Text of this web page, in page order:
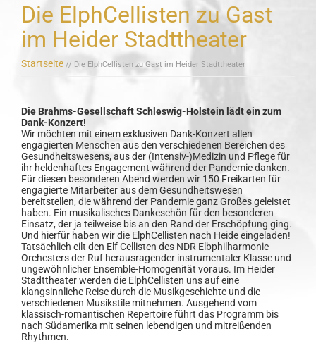
Die ElphCellisten zu Gast
im Heider Stadttheater
Startseite // Die ElphCellisten zu Gast im Heider Stadttheater
Die Brahms-Gesellschaft Schleswig-Holstein lädt ein zum
Dank-Konzert!
Wir möchten mit einem exklusiven Dank-Konzert allen
engagierten Menschen aus den verschiedenen Bereichen des
Gesundheitswesens, aus der (Intensiv-)Medizin und Pflege für
ihr heldenhaftes Engagement während der Pandemie danken.
Für diesen besonderen Abend werden wir 150 Freikarten für
engagierte Mitarbeiter aus dem Gesundheitswesen
bereitstellen, die während der Pandemie ganz Großes geleistet
haben. Ein musikalisches Dankeschön für den besonderen
Einsatz, der ja teilweise bis an den Rand der Erschöpfung ging.
Und hierfür haben wir die ElphCellisten nach Heide eingeladen!
Tatsächlich eilt den Elf Cellisten des NDR Elbphilharmonie
Orchesters der Ruf herausragender instrumentaler Klasse und
ungewöhnlicher Ensemble-Homogenität voraus. Im Heider
Stadttheater werden die ElphCellisten uns auf eine
klangsinnliche Reise durch die Musikgeschichte und die
verschiedenen Musikstile mitnehmen. Ausgehend vom
klassisch-romantischen Repertoire führt das Programm bis
nach Südamerika mit seinen lebendigen und mitreißenden
Rhythmen.